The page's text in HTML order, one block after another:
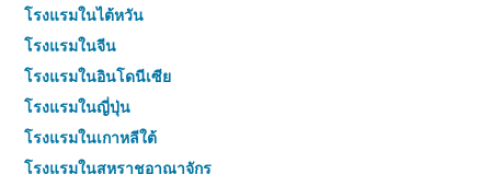
โรงแรมในไต้หวัน
โรงแรมในจีน
โรงแรมในอินโดนีเซีย
โรงแรมในญี่ปุ่น
โรงแรมในเกาหลีใต้
โรงแรมในสหราชอาณาจักร